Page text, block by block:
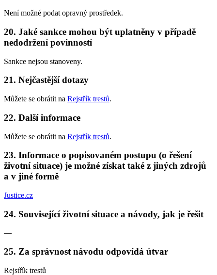
Není možné podat opravný prostředek.
20. Jaké sankce mohou být uplatněny v případě
nedodržení povinností
Sankce nejsou stanoveny.
21. Nejčastější dotazy
Můžete se obrátit na Rejstřík trestů.
22. Další informace
Můžete se obrátit na Rejstřík trestů.
23. Informace o popisovaném postupu (o řešení
životní situace) je možné získat také z jiných zdrojů
a v jiné formě
Justice.cz
24. Související životní situace a návody, jak je řešit
—
25. Za správnost návodu odpovídá útvar
Rejstřík trestů